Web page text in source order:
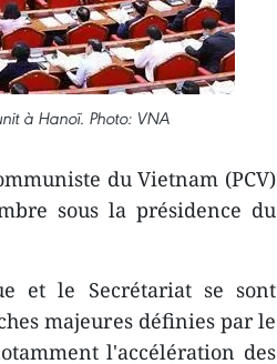
à Hanoï. Photo: VNA
du Vietnam (PCV)
sous la présidence du
et le Secrétariat se sont
majeures définies par le
l'accélération des